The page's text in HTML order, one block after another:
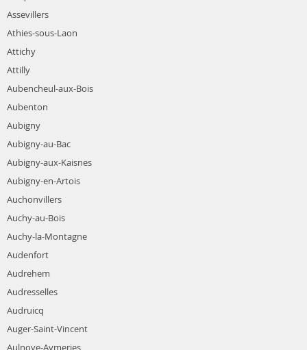
Assevillers
Athies-sous-Laon
Attichy
Attilly
Aubencheul-aux-Bois
Aubenton
Aubigny
Aubigny-au-Bac
Aubigny-aux-Kaisnes
Aubigny-en-Artois
Auchonvillers
Auchy-au-Bois
Auchy-la-Montagne
Audenfort
Audrehem
Audresselles
Audruicq
Auger-Saint-Vincent
Aulnoye-Aymeries